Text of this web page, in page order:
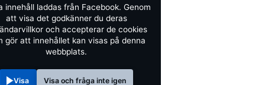
innehåll laddas från Facebook. Genom
att visa det godkänner du deras
och accepterar de cookies
gör att innehållet kan visas på denna
webbplats.
Visa Visa och fråga inte igen